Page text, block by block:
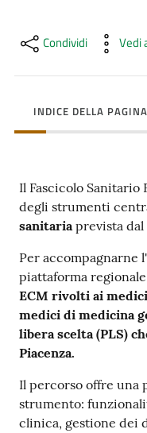
territorio
Studiare
a
Piacenza
Costruiamo
Salute
Novità
Condividi Vedi
INDICE DELLA PAGINA
Il Fascicolo Sanitario
degli strumenti
sanitariaprevista dal
Per accompagnarne
piattaforma regionale
ECM rivolti ai
medici di medicina
libera scelta (PLS)
Piacenza.
Il percorso offre una
strumento:
clinica, gestione dei